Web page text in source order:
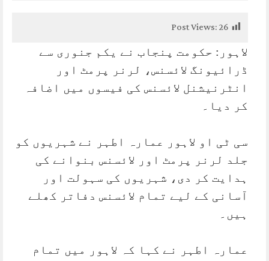
Post Views:26
لاہور: حکومت پنجاب نے یکم جنوری سے
ڈرائیونگ لائسنس، لرنر پرمٹ اور
انٹرنیشنل لائسنس کی فیسوں میں اضافہ
کر دیا۔
سی ٹی او لاہور عمارہ اطہر نے شہریوں کو
جلد لرنر پرمٹ اور لائسنس بنوانے کی
ہدایت کر دی، شہریوں کی سہولت اور
آسانی کے لیے تمام لائسنس دفاتر کھلے
ہیں۔
عمارہ اطہر نے کہا کہ لاہور میں تمام